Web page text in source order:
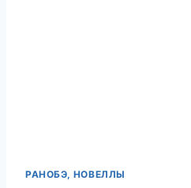
РАНОБЭ, НОВЕЛЛЫ